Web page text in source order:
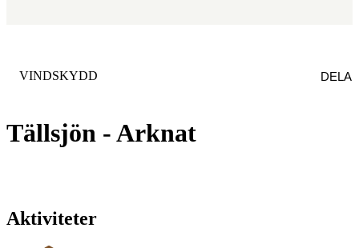
Tällsjön - Arknat
KATEGORI:
VINDSKYDD DELA
Aktiviteter